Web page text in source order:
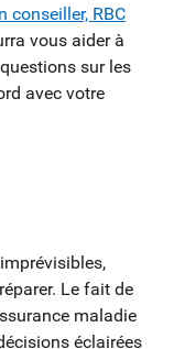
conseiller, RBC
vous aider à
sur les
avec votre
Le fait de
maladie
éclairées